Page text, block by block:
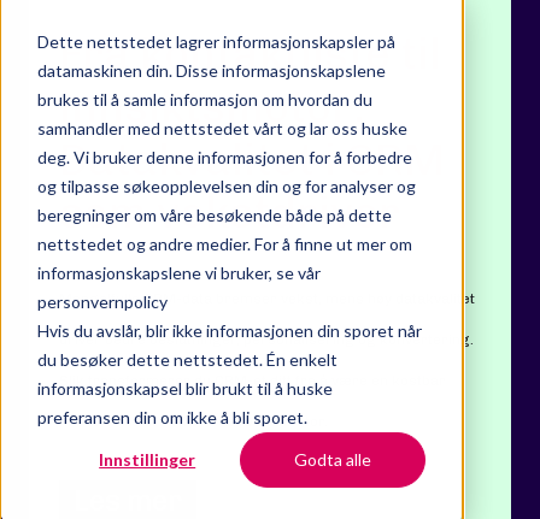
Dette nettstedet lagrer informasjonskapsler på
datamaskinen din. Disse informasjonskapslene
brukes til å samle informasjon om hvordan du
samhandler med nettstedet vårt og lar oss huske
deg. Vi bruker denne informasjonen for å forbedre
og tilpasse søkeopplevelsen din og for analyser og
beregninger om våre besøkende både på dette
nettstedet og andre medier. For å finne ut mer om
informasjonskapslene vi bruker, se vår
personvernpolicy
Hvis du avslår, blir ikke informasjonen din sporet når
du besøker dette nettstedet. Én enkelt
informasjonskapsel blir brukt til å huske
preferansen din om ikke å bli sporet.
Innstillinger Godta alle
Fra kontaktliste til
innsiktsmotor:
Datakvalitet i CRM
som vekstdriver
Mangelfulle CRM-data bremser vekst, mens høy datakvalitet
driver bedre beslutninger, personalisering og konvertering.
Slik transformerer du CRM-et ditt fra å være en kostbar
kontaktliste til å bli en reell vekstmotor.